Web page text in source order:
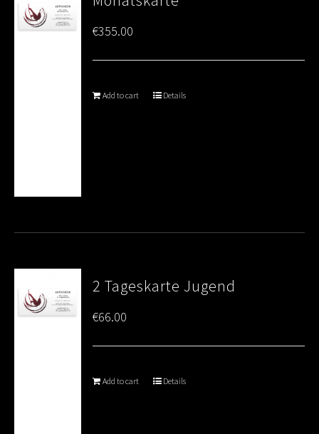
€355.00
Add to cart Details
2 Tageskarte Jugend
€66.00
Add to cart Details